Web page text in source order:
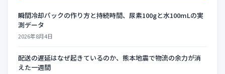
瞬間冷却パックの作り方と持続時間、尿素100gと水100mLの実
測データ
2026年8月4日
配送の遅延はなぜ起きているのか、熊本地震で物流の余力が消
えた一週間